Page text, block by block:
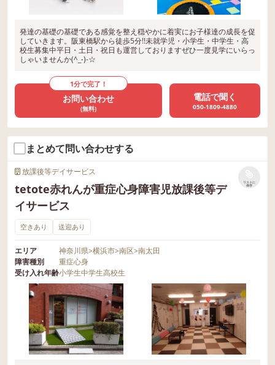
発達の基礎の基礎である感覚を整え穏やかに着実にお子様達の成長を促
していきます。阪東橋駅から徒歩5分!!未就学児・小学生・中学生・高
校生募集中平日・土日・祝日も運営しておりますぜひ一度見学にいらっ
しゃいませんか(^_-)-☆
1分で完了！
お問い合わせ
(無料)
電話で聞く
050-1809-4880
まとめて問い合わせする
放課後等デイサービス
tetote赤れんが重症心身障害児放課後等デ
イサービス
リストに
保存
空きあり 送迎あり
エリア 神奈川県>横浜市>南区>南太田
障害種別
重症心身
受け入れ年齢小学生中学生高校生